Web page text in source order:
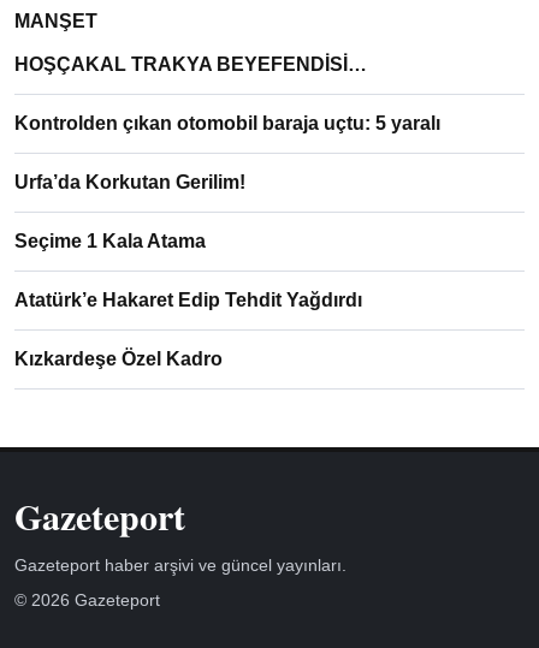
MANŞET
HOŞÇAKAL TRAKYA BEYEFENDİSİ…
Kontrolden çıkan otomobil baraja uçtu: 5 yaralı
Urfa’da Korkutan Gerilim!
Seçime 1 Kala Atama
Atatürk’e Hakaret Edip Tehdit Yağdırdı
Kızkardeşe Özel Kadro
Gazeteport
Gazeteport haber arşivi ve güncel yayınları.
© 2026 Gazeteport